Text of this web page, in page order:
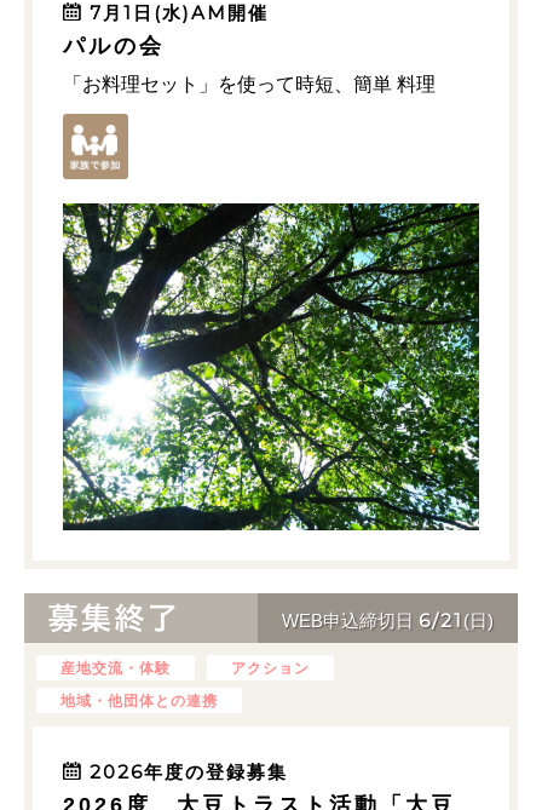
7月1日(水)AM開催
パルの会
「お料理セット」を使って時短、簡単 料理
WEB申込締切日 6/21(日)
産地交流・体験
アクション
地域・他団体との連携
2026年度の登録募集
2026度 大豆トラスト活動「大豆